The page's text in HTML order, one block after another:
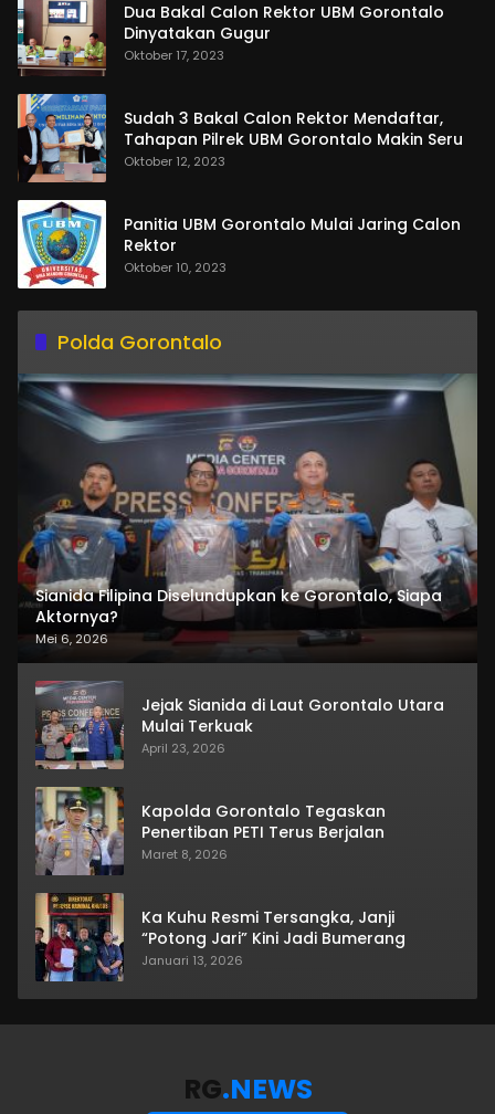
Dua Bakal Calon Rektor UBM Gorontalo
Dinyatakan Gugur
Oktober 17, 2023
Sudah 3 Bakal Calon Rektor Mendaftar,
Tahapan Pilrek UBM Gorontalo Makin Seru
Oktober 12, 2023
Panitia UBM Gorontalo Mulai Jaring Calon
Rektor
Oktober 10, 2023
Polda Gorontalo
Sianida Filipina Diselundupkan ke Gorontalo, Siapa
Aktornya?
Mei 6, 2026
Jejak Sianida di Laut Gorontalo Utara
Mulai Terkuak
April 23, 2026
Kapolda Gorontalo Tegaskan
Penertiban PETI Terus Berjalan
Maret 8, 2026
Ka Kuhu Resmi Tersangka, Janji
“Potong Jari” Kini Jadi Bumerang
Januari 13, 2026
RG.NEWS